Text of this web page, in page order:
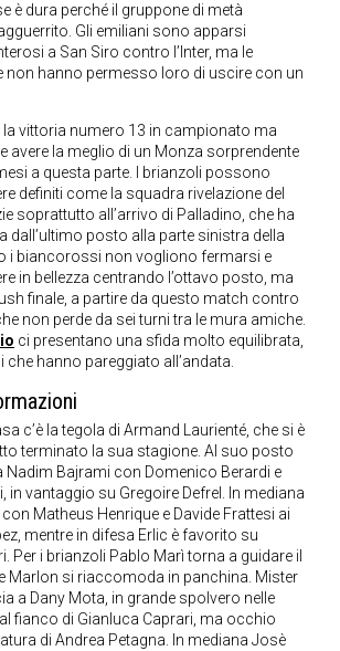
è dura perché il gruppone di metà
Gli emiliani sono apparsi
a San Siro contro l’Inter, ma le
non hanno permesso loro di uscire con un
la vittoria numero 13 in campionato ma
avere la meglio di un Monza sorprendente
a questa parte. I brianzoli possono
definiti come la squadra rivelazione del
soprattutto all’arrivo di Palladino, che ha
dall’ultimo posto alla parte sinistra della
i biancorossi non vogliono fermarsi e
in bellezza centrando l’ottavo posto, ma
finale, a partire da questo match contro
non perde da sei turni tra le mura amiche.
ci presentano una sfida molto equilibrata,
hanno pareggiato all’andata.
c’è la tegola di Armand Laurienté, che si è
terminato la sua stagione. Al suo posto
Nadim Bajrami con Domenico Berardi e
in vantaggio su Gregoire Defrel. In mediana
Matheus Henrique e Davide Frattesi ai
mentre in difesa Erlic è favorito su
Per i brianzoli Pablo Marì torna a guidare il
Marlon si riaccomoda in panchina. Mister
a Dany Mota, in grande spolvero nelle
fianco di Gianluca Caprari, ma occhio
di Andrea Petagna. In mediana Josè